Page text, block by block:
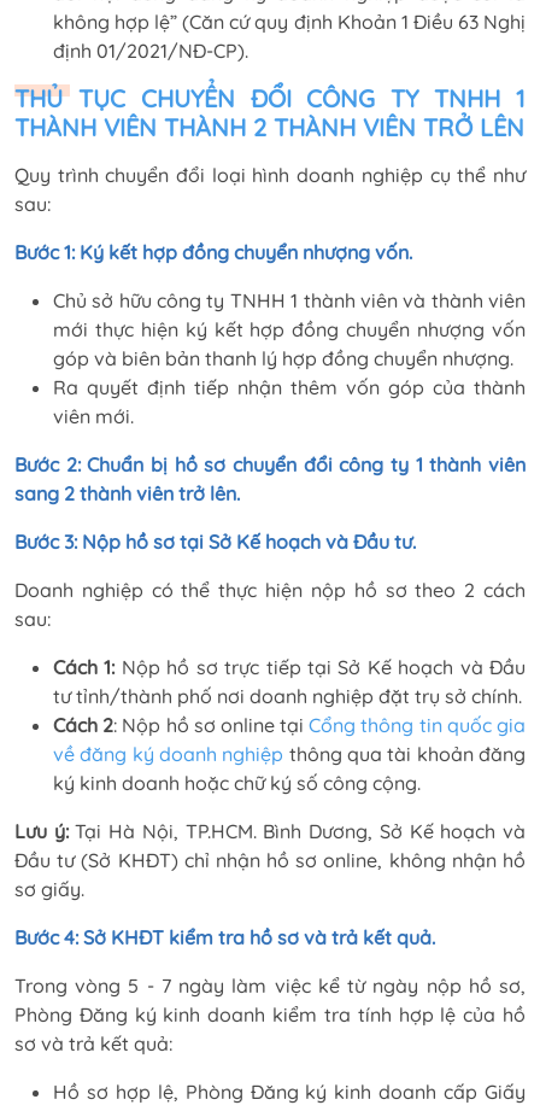
không hợp lệ” (Căn cứ quy định Khoản 1 Điều 63 Nghị
định 01/2021/NĐ-CP).
THỦ TỤC CHUYỂN ĐỔI CÔNG TY TNHH 1
THÀNH VIÊN THÀNH 2 THÀNH VIÊN TRỞ LÊN
Quy trình chuyển đổi loại hình doanh nghiệp cụ thể như
sau:
Bước 1: Ký kết hợp đồng chuyển nhượng vốn.
Chủ sở hữu công ty TNHH 1 thành viên và thành viên
mới thực hiện ký kết hợp đồng chuyển nhượng vốn
góp và biên bản thanh lý hợp đồng chuyển nhượng.
Ra quyết định tiếp nhận thêm vốn góp của thành
viên mới.
Bước 2: Chuẩn bị hồ sơ chuyển đổi công ty 1 thành viên
sang 2 thành viên trở lên.
Bước 3: Nộp hồ sơ tại Sở Kế hoạch và Đầu tư.
Doanh nghiệp có thể thực hiện nộp hồ sơ theo 2 cách
sau:
Cách 1: Nộp hồ sơ trực tiếp tại Sở Kế hoạch và Đầu
tư tỉnh/thành phố nơi doanh nghiệp đặt trụ sở chính.
Cách 2: Nộp hồ sơ online tạiCổng thông tin quốc gia
về đăng ký doanh nghiệp thông qua tài khoản đăng
ký kinh doanh hoặc chữ ký số công cộng.
Lưu ý:Tại Hà Nội, TP.HCM. Bình Dương, Sở Kế hoạch và
Đầu tư (Sở KHĐT) chỉ nhận hồ sơ online, không nhận hồ
sơ giấy.
Bước 4: Sở KHĐT kiểm tra hồ sơ và trả kết quả.
Trong vòng 5 - 7 ngày làm việc kể từ ngày nộp hồ sơ,
Phòng Đăng ký kinh doanh kiểm tra tính hợp lệ của hồ
sơ và trả kết quả:
Hồ sơ hợp lệ, Phòng Đăng ký kinh doanh cấp Giấy